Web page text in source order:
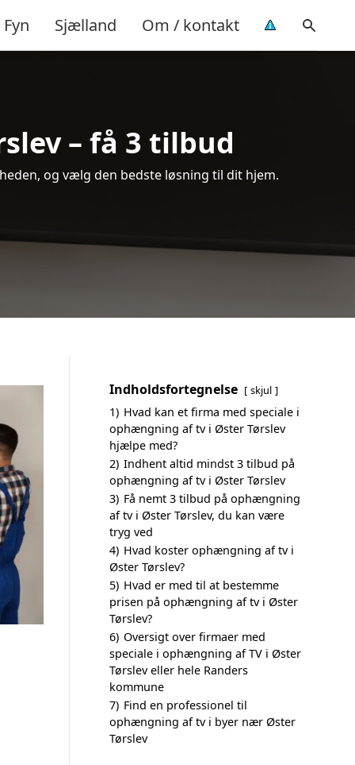
Fyn Sjælland Om / kontakt
– få 3 tilbud
og vælg den bedste løsning til dit hjem.
Indholdsfortegnelse skjul
1) Hvad kan et firma med speciale i
ophængning af tv i Øster Tørslev
hjælpe med?
2) Indhent altid mindst 3 tilbud på
ophængning af tv i Øster Tørslev
3) Få nemt 3 tilbud på ophængning
af tv i Øster Tørslev, du kan være
tryg ved
4) Hvad koster ophængning af tv i
Øster Tørslev?
5) Hvad er med til at bestemme
prisen på ophængning af tv i Øster
Tørslev?
6) Oversigt over firmaer med
speciale i ophængning af TV i Øster
Tørslev eller hele Randers
kommune
7) Find en professionel til
ophængning af tv i byer nær Øster
Tørslev